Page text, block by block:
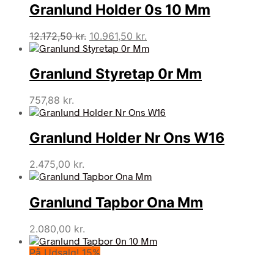
Granlund Holder 0s 10 Mm
12.172,50kr. Den
oprindelige
var:
12.172,50 kr..
10.961,50 kr.
aktuelle
er:
10.961,50 kr..
Granlund Styretap 0r Mm
757,88 kr.
Granlund Holder Nr Ons W16
2.475,00 kr.
Granlund Tapbor Ona Mm
2.080,00 kr.
På Udsalg! 15%